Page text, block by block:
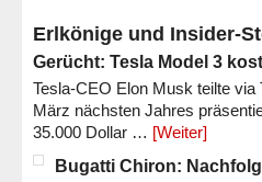
Erlkönige und Insider-
Gerücht: Tesla Model 3
Tesla-CEO Elon Musk teilte
März nächsten Jahres
35.000 Dollar … [Weiter]
Bugatti Chiron: